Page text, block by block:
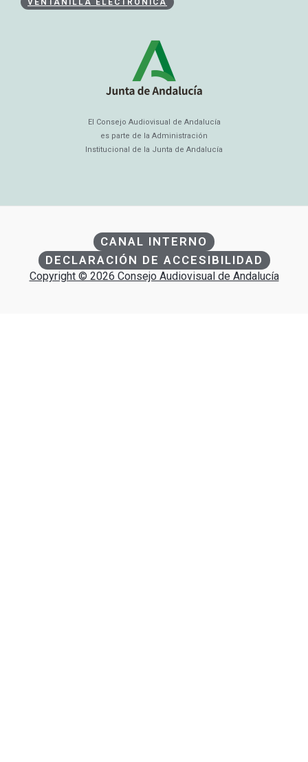
El Consejo Audiovisual de Andalucía
es parte de la Administración
Institucional de la Junta de Andalucía
CANAL INTERNO
DECLARACIÓN DE ACCESIBILIDAD
Copyright © 2026 Consejo Audiovisual de Andalucía